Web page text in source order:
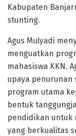
Kabupaten
stunting.
Agus Mulyadi
menguatkan
mahasiswa KKN.
upaya
program utama
bentuk
pendidikan untuk
yang berkualitas